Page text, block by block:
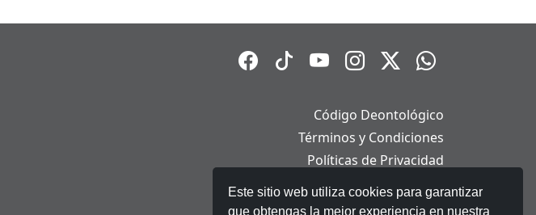
Este sitio web utiliza cookies para garantizar
que obtengas la mejor experiencia en nuestra
Código Deontológico
Términos y Condiciones
Políticas de Privacidad
Políticas de Cookies
Aviso Legal